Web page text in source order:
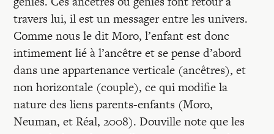
travers lui, il est un messager entre les univers.
Comme nous le dit Moro, l’enfant est donc
intimement lié à l’ancêtre et se pense d’abord
dans une appartenance verticale (ancêtres), et
non horizontale (couple), ce qui modifie la
nature des liens parents-enfants (Moro,
Neuman, et Réal, 2008). Douville note que les